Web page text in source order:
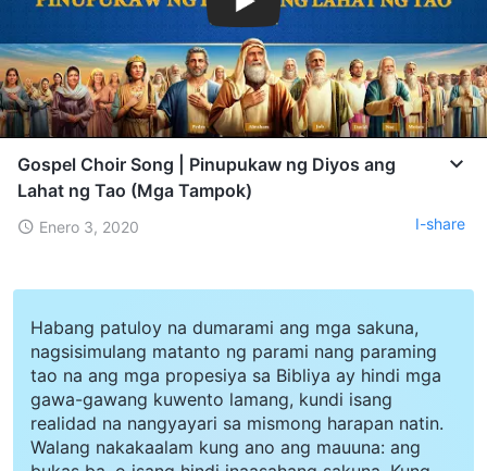
Gospel Choir Song | Pinupukaw ng Diyos ang
Lahat ng Tao (Mga Tampok)
Enero 3, 2020 I-share
Habang patuloy na dumarami ang mga sakuna,
nagsisimulang matanto ng parami nang paraming
tao na ang mga propesiya sa Bibliya ay hindi mga
gawa-gawang kuwento lamang, kundi isang
realidad na nangyayari sa mismong harapan natin.
Walang nakakaalam kung ano ang mauuna: ang